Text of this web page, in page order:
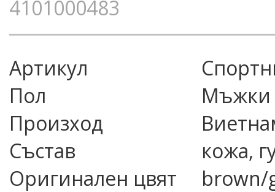
4101000483
Артикул
Пол
Мъжки
Произход
Състав
кожа,
Оригинален цвят
brown/